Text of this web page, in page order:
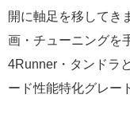
開に軸足を移してき
画・チューニングを
4Runner・タンドラ
ード性能特化グレー